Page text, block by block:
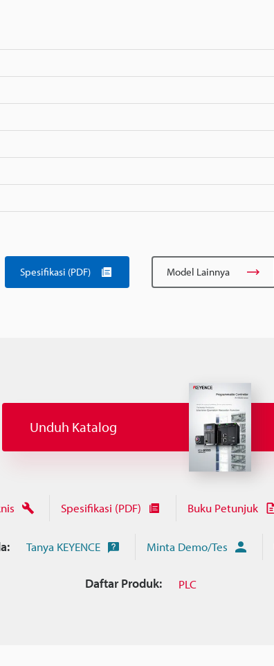
Spesifikasi (PDF) Model Lainnya
Unduh Katalog
Spesifikasi (PDF) Buku Petunjuk
Tanya KEYENCE Minta Demo/Tes
Daftar Produk: PLC